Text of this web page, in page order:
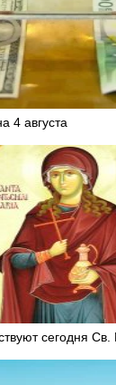
4 августа
сегодня